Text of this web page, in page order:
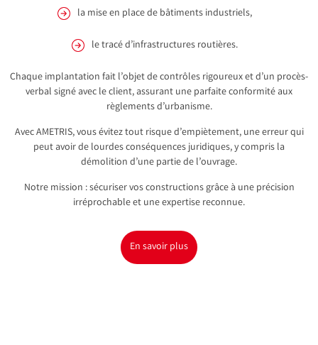
la mise en place de bâtiments industriels,
le tracé d’infrastructures routières.
Chaque implantation fait l’objet de contrôles rigoureux et d’un procès-
verbal signé avec le client, assurant une parfaite conformité aux
règlements d’urbanisme.
Avec AMETRIS, vous évitez tout risque d’empiètement, une erreur qui
peut avoir de lourdes conséquences juridiques, y compris la
démolition d’une partie de l’ouvrage.
Notre mission : sécuriser vos constructions grâce à une précision
irréprochable et une expertise reconnue.
En savoir plus